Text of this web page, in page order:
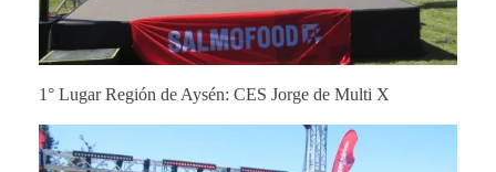
1° Lugar Región de Aysén: CES Jorge de Multi X